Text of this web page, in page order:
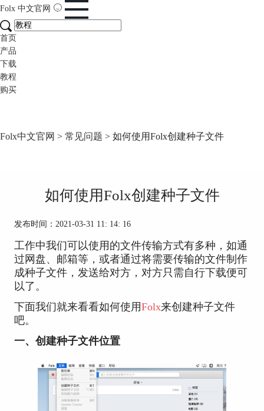
Folx 中文官网
首页
产品
下载
教程
购买
Folx中文官网 > 常见问题 > 如何使用Folx创建种子文件
如何使用Folx创建种子文件
发布时间：2021-03-31 11: 14: 16
工作中我们可以使用的文件传输方式有多种，如通
过网盘、邮箱等，或者通过将需要传输的文件制作
成种子文件，发送给对方，对方只需自行下载便可
以了。
下面我们就来看看如何使用Folx来创建种子文件
吧。
一、创建种子文件位置